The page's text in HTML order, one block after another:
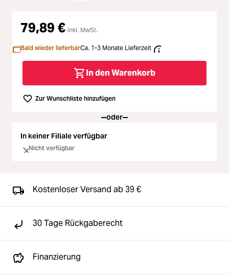
Loading...
Loading...Ferngläser
Loading... Second Hand
Loading...SALE
Loading...
79,89 € inkl. MwSt.
Bald wieder lieferbarCa. 1-3 Monate Lieferzeit
In den Warenkorb
Zur Wunschliste hinzufügen
oder
In keiner Filiale verfügbar
Nicht verfügbar
Kostenloser Versand ab 39 €
30 Tage Rückgaberecht
Finanzierung